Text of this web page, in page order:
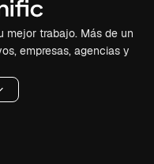
mejor trabajo. Más de un
empresas, agencias y